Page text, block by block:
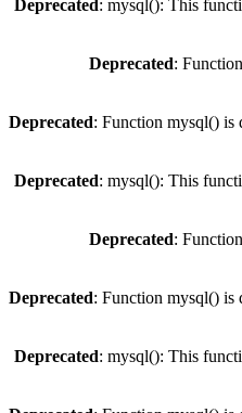
Deprecated: mysql(): This
Deprecated:
Deprecated: Function mysql() is
Deprecated: mysql(): This
Deprecated:
Deprecated: Function mysql() is
Deprecated: mysql(): This